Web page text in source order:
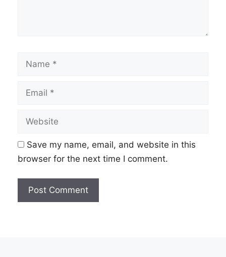
Name
Email
Website
Save my name, email, and website in this
browser for the next time I comment.